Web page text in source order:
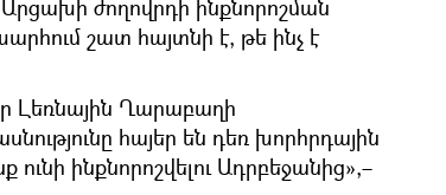
Արցախի ժողովրդի ինքնորոշման
շատ հայտնի է, թե ինչ է
Լեռնային Ղարաբաղի
հայեր են դեռ խորհրդային
ինքնորոշվելու Ադրբեջանից»,–